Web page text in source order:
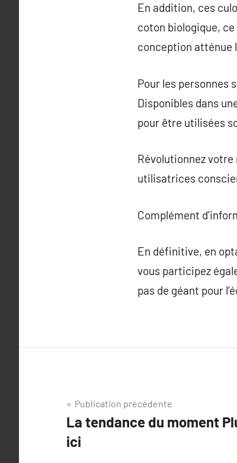
En addition, ces
coton biologique,
conception atténue
Pour les personnes
Disponibles dans
pour être utilisées
Révolutionnez
utilisatrices
Complément
En définitive, en
vous participez
pas de géant pour
Navigation
de
l’article
Publication précédente
La tendance du moment
ici